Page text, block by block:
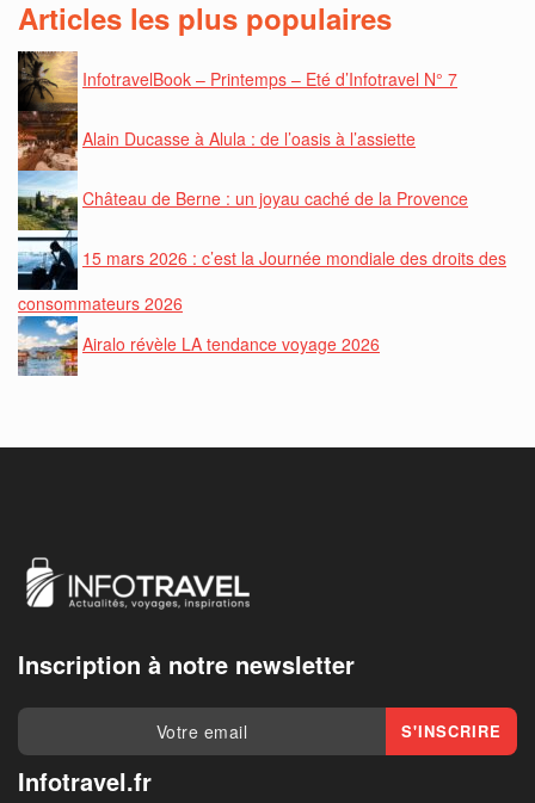
Articles les plus populaires
InfotravelBook – Printemps – Eté d’Infotravel N° 7
Alain Ducasse à Alula : de l’oasis à l’assiette
Château de Berne : un joyau caché de la Provence
15 mars 2026 : c’est la Journée mondiale des droits des
consommateurs 2026
Airalo révèle LA tendance voyage 2026
Inscription à notre newsletter
Infotravel.fr